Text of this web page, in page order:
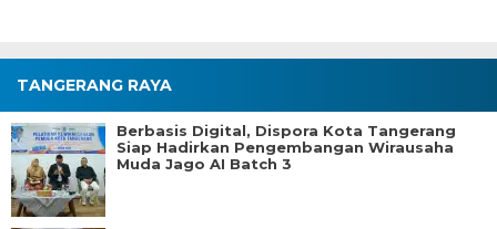
TANGERANG RAYA
Berbasis Digital, Dispora Kota Tangerang
Siap Hadirkan Pengembangan Wirausaha
Muda Jago AI Batch 3